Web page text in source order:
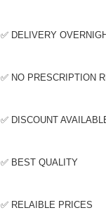
✅ DELIVERY
✅ NO PRESCRIPTION
✅ DISCOUNT
✅ BEST QUALITY
✅ RELAIBLE PRICES